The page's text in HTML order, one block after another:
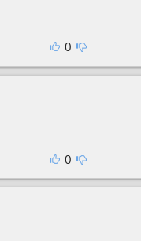
0
0